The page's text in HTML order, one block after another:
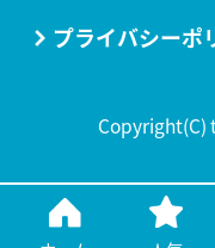
プライバシーポ
Copyright(C)